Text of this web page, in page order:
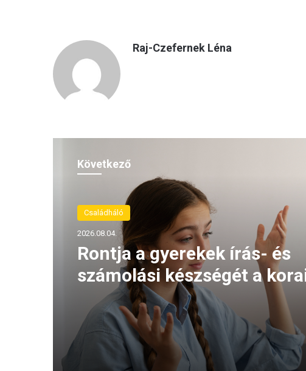
Raj-Czefernek Léna
Következő
Családháló
2026.08.04.
Rontja a gyerekek írás- és
számolási készségét a
közösségimédia-használat